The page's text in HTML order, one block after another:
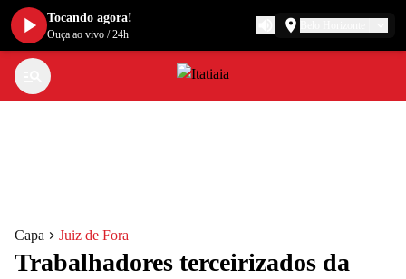
Capa Juiz de Fora
Trabalhadores terceirizados da
Tocando agora!
Ouça ao vivo /24h